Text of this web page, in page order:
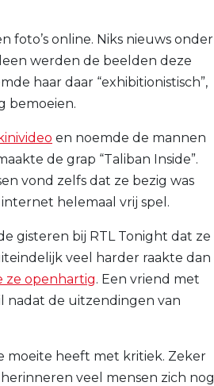
foto’s online. Niks nieuws onder
werden de beelden deze
haar daar “exhibitionistisch”,
bemoeien.
en noemde de mannen
de grap “Taliban Inside”.
vond zelfs dat ze bezig was
helemaal vrij spel.
gisteren bij RTL Tonight dat ze
veel harder raakte dan
ze openhartig. Een vriend met
nadat de uitzendingen van
moeite heeft met kritiek. Zeker
veel mensen zich nog